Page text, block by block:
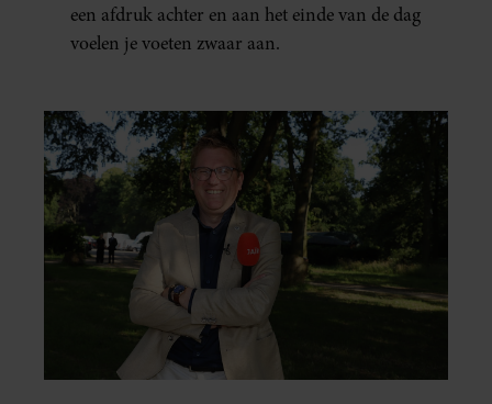
een afdruk achter en aan het einde van de dag
voelen je voeten zwaar aan.